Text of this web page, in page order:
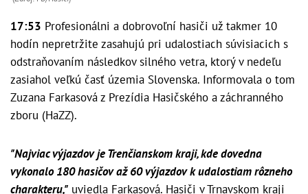
17:53 Profesionálni a dobrovoľní hasiči už takmer 10
hodín nepretržite zasahujú pri udalostiach súvisiacich s
odstraňovaním následkov silného vetra, ktorý v nedeľu
zasiahol veľkú časť územia Slovenska. Informovala o tom
Zuzana Farkasová z Prezídia Hasičského a záchranného
zboru (HaZZ).
"Najviac výjazdov je Trenčianskom kraji, kde dovedna
vykonalo 180 hasičov až 60 výjazdov k udalostiam rôzneho
charakteru," uviedla Farkasová. Hasiči v Trnavskom kraji